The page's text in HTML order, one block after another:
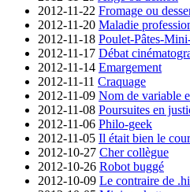
2012-11-22 Fromage ou
2012-11-20 Maladie
2012-11-18 Poulet-Pâtes-
2012-11-17 Débat
2012-11-14 Emargement
2012-11-11 Craquage
2012-11-09 Nom de variable
2012-11-08 Poursuites en
2012-11-06 Philo-geek
2012-11-05 Il était bien le
2012-10-27 Cher collègue
2012-10-26 Robot buggé
2012-10-09 Le contraire de